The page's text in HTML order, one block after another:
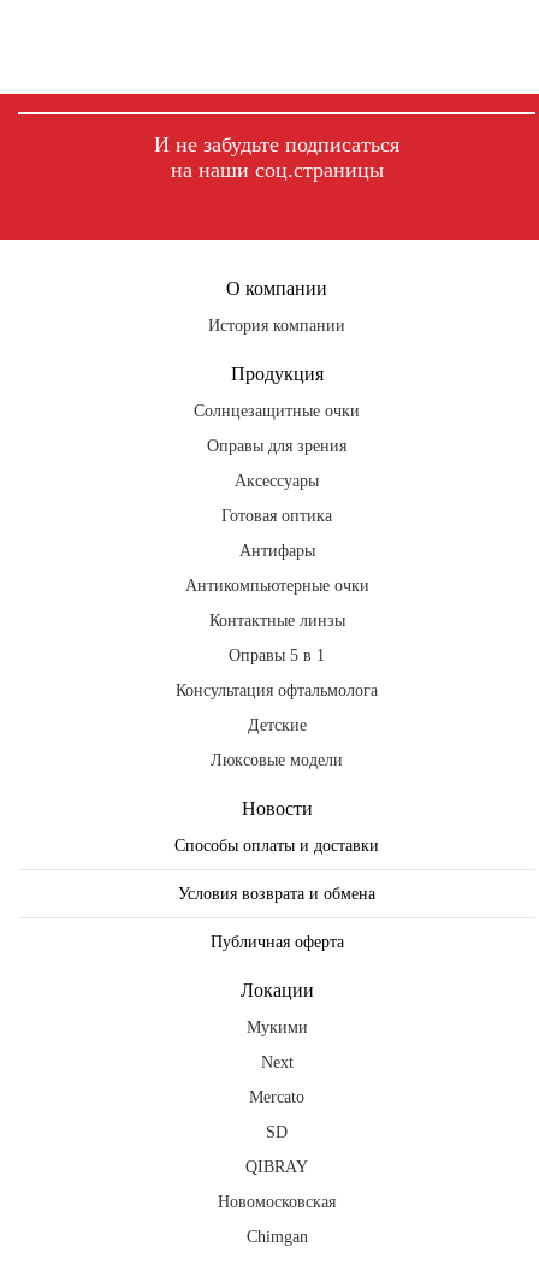
И не забудьте подписаться
на наши соц.страницы
О компании
История компании
Продукция
Солнцезащитные очки
Оправы для зрения
Аксессуары
Готовая оптика
Антифары
Антикомпьютерные очки
Контактные линзы
Оправы 5 в 1
Консультация офтальмолога
Детские
Люксовые модели
Новости
Способы оплаты и доставки
Условия возврата и обмена
Публичная оферта
Локации
Мукими
Next
Mercato
SD
QIBRAY
Новомосковская
Chimgan